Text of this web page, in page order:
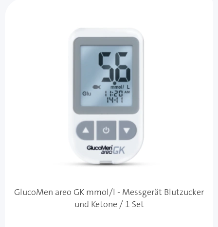
GlucoMen areo GK mmol/l - Messgerät Blutzucker
und Ketone / 1 Set